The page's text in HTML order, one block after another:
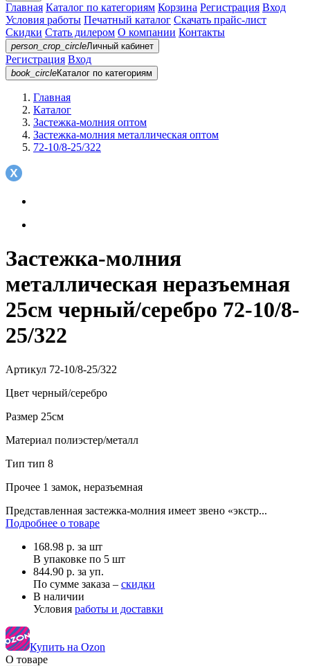
Главная Каталог по категориям Корзина Регистрация Вход
Условия работы Печатный каталог Скачать прайс-лист
Скидки Стать дилером О компании Контакты
person_crop_circleЛичный кабинет
Регистрация Вход
book_circleКаталог по категориям
Главная
Каталог
Застежка-молния оптом
Застежка-молния металлическая оптом
72-10/8-25/322
Застежка-молния
металлическая неразъемная
25см черный/серебро 72-10/8-
25/322
Артикул 72-10/8-25/322
Цвет черный/серебро
Размер 25см
Материал полиэстер/металл
Тип тип 8
Прочее 1 замок, неразъемная
Представленная застежка-молния имеет звено «экстр...
Подробнее о товаре
168.98 р. за шт
В упаковке по 5 шт
844.90 р. за уп.
По сумме заказа – скидки
В наличии
Условия работы и доставки
Купить на Ozon
О товаре